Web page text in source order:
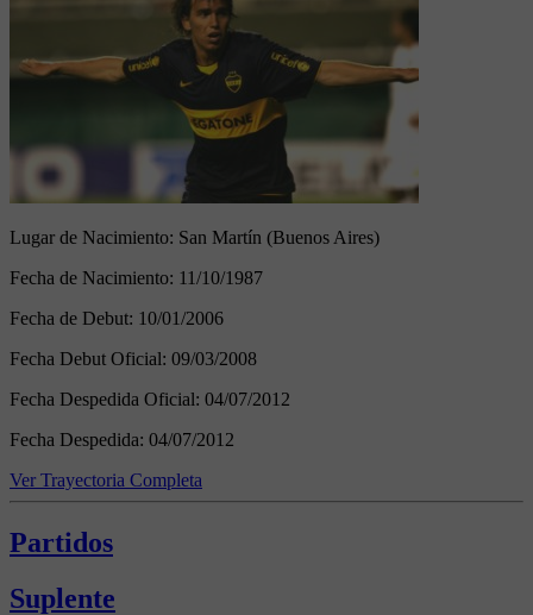
Lugar de Nacimiento: San Martín (Buenos Aires)
Fecha de Nacimiento: 11/10/1987
Fecha de Debut: 10/01/2006
Fecha Debut Oficial: 09/03/2008
Fecha Despedida Oficial: 04/07/2012
Fecha Despedida: 04/07/2012
Ver Trayectoria Completa
Partidos
Suplente